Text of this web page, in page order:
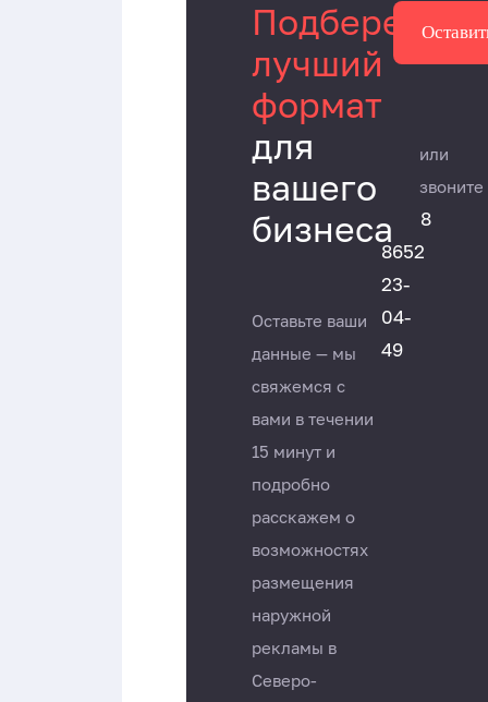
Подберем
лучший
формат
для
вашего
бизнеса
Оставьте ваши
данные — мы
свяжемся с
вами в течении
15 минут и
подробно
расскажем о
возможностях
размещения
наружной
рекламы в
Северо-
или
звоните
8
8652
23-
04-
49